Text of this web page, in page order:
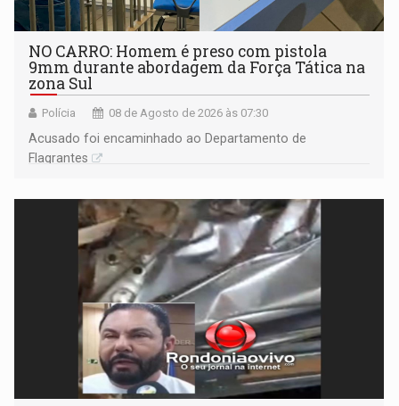
NO CARRO: Homem é preso com pistola
9mm durante abordagem da Força Tática na
zona Sul
Polícia 08 de Agosto de 2026 às 07:30
Acusado foi encaminhado ao Departamento de
Flagrantes